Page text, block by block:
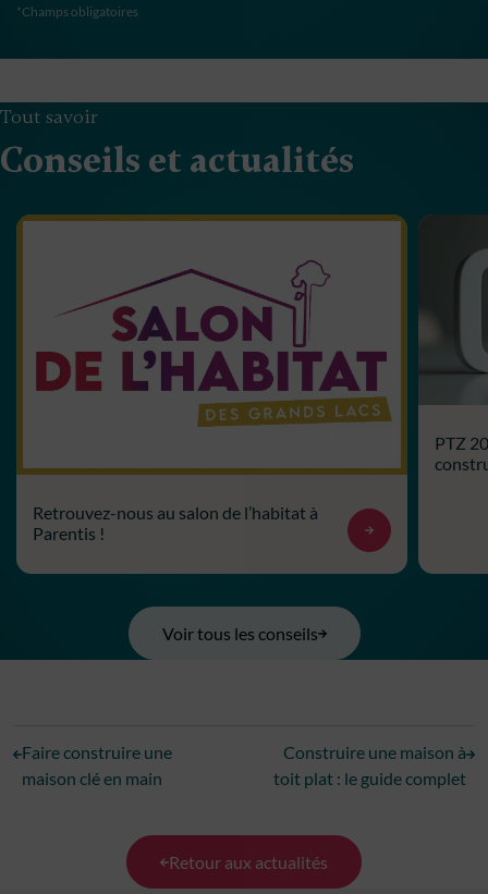
*Champs obligatoires
Tout savoir
Conseils et actualités
Retrouvez-nous au salon de l’habitat à
Parentis !
PTZ
Voir tous les conseils
Faire construire une
maison clé en main
Construire une maison à
toit plat : le guide complet
Retour aux actualités